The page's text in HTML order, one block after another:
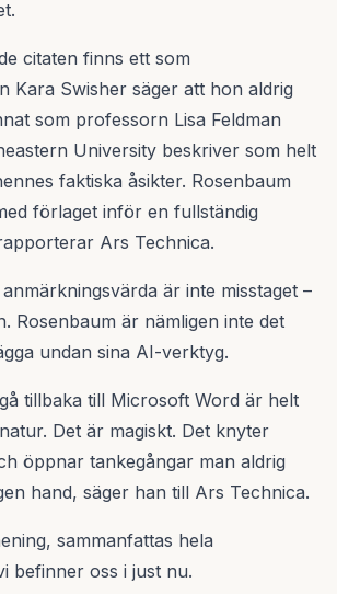
citaten finns ett som
Kara Swisher säger att hon aldrig
som professorn Lisa Feldman
University beskriver som helt
faktiska åsikter. Rosenbaum
förlaget inför en fullständig
Ars Technica.
är inte misstaget –
Rosenbaum är nämligen inte det
undan sina AI-verktyg.
tillbaka till Microsoft Word är helt
Det är magiskt. Det knyter
öppnar tankegångar man aldrig
hand, säger han till Ars Technica.
sammanfattas hela
befinner oss i just nu.